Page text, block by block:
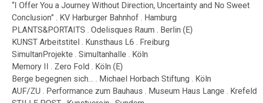
“I Offer You a Journey Without Direction, Uncertainty and No Sweet
Conclusion” . KV Harburger Bahnhof . Hamburg
PLANTS&PORTAITS . Odelisques Raum . Berlin (E)
KUNST Arbeitstitel . Kunsthaus L6 . Freiburg
SimultanProjekte . Simultanhalle . Köln
Memory II . Zero Fold . Köln (E)
Berge begegnen sich… . Michael Horbach Stiftung . Köln
AUF/ZU . Performance zum Bauhaus . Museum Haus Lange . Krefeld